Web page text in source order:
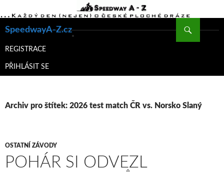
SpeedwayA-Z.cz
K
WEBU
REGISTRACE
PŘIHLÁSIT SE
Archiv pro štítek: 2026 test match ČR vs. Norsko Slaný
OSTATNÍ ZÁVODY
POHÁR SI ODVEZL